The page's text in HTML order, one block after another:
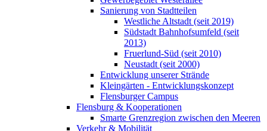
Sanierung von Stadtteilen
Westliche Altstadt (seit 2019)
Südstadt Bahnhofsumfeld (seit
2013)
Fruerlund-Süd (seit 2010)
Neustadt (seit 2000)
Entwicklung unserer Strände
Kleingärten - Entwicklungskonzept
Flensburger Campus
Flensburg & Kooperationen
Smarte Grenzregion zwischen den Meeren
Verkehr & Mobilität